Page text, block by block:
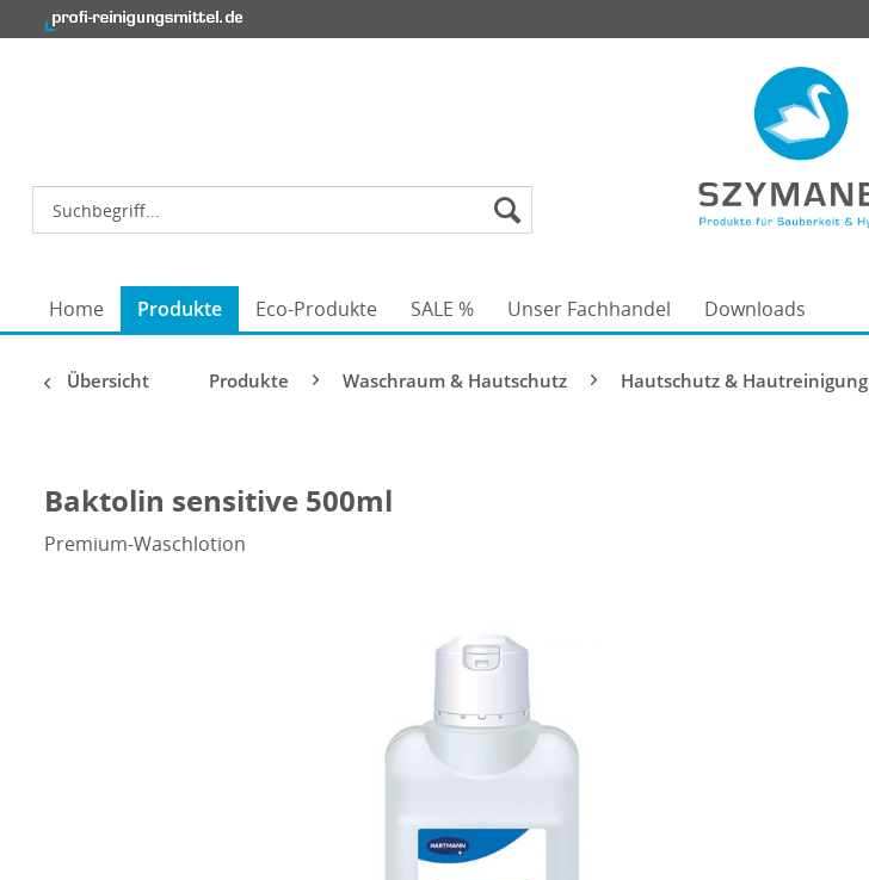
Home Produkte Eco-Produkte SALE % Unser Fachhandel Downloads
Übersicht Produkte Waschraum & Hautschutz Hautschutz & Hautreinigung
Baktolin sensitive 500ml
Premium-Waschlotion